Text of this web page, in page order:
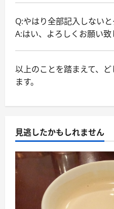
Q:やはり全部記入しないと
A:はい、よろしくお願い致
以上のことを踏まえて、
ます。
見逃したかもしれません